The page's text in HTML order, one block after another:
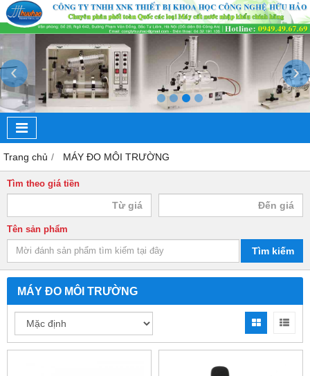
‹ ›
Trang chủ MÁY ĐO MÔI TRƯỜNG
Tìm theo giá tiền
Tên sản phẩm
Tìm kiếm
MÁY ĐO MÔI TRƯỜNG